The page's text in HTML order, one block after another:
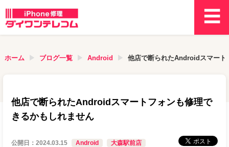
ホーム ブログ一覧 Android 他店で断られたAndroidスマート
他店で断られたAndroidスマートフォンも修理で
きるかもしれません
公開日：2024.03.15 Android 大森駅前店